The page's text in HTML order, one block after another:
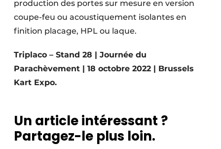
production des portes sur mesure en version
coupe-feu ou acoustiquement isolantes en
finition placage, HPL ou laque.
Triplaco – Stand 28 | Journée du
Parachèvement | 18 octobre 2022 | Brussels
Kart Expo.
Un article intéressant ?
Partagez-le plus loin.